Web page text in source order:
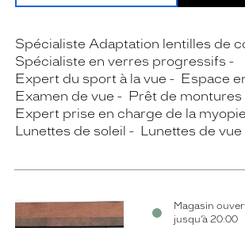
Spécialiste Adaptation lentilles de
Spécialiste en verres progressifs
Expert du sport à la vue
Espace
Examen de vue
Prêt de montures
Expert prise en charge de la myopie
Lunettes de soleil
Lunettes de vue
Magasin
jusqu’à 20:00